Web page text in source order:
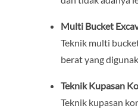
Multi Bucket
Teknik multi
berat yang
Teknik Kupasan
Teknik kupasan